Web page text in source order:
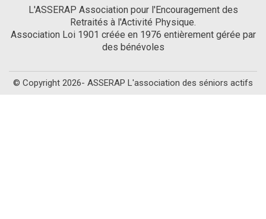
L'ASSERAP Association pour l'Encouragement des
Retraités à l'Activité Physique.
Association Loi 1901 créée en 1976 entièrement gérée par
des bénévoles
© Copyright 2026- ASSERAP L'association des séniors actifs